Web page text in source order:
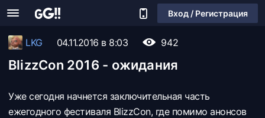
Вход / Регистрация
LKG 04.11.2016 в 8:03 942
BlizzCon 2016 - ожидания
Уже сегодня начнется заключительная часть
ежегодного фестиваля BlizzCon, где помимо анонсов